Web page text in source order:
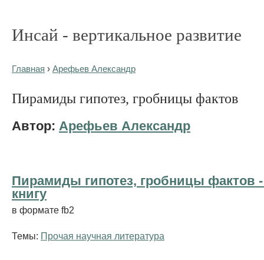
Инсай - вертикальное развитие
Главная › Арефьев Александр
Пирамиды гипотез, гробницы фактов
Автор: Арефьев Александр
Пирамиды гипотез, гробницы фактов -
книгу
в формате fb2
Темы: Прочая научная литература